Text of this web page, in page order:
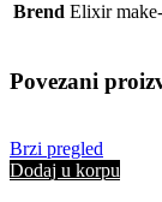
Brend Elixir
Povezani
Brzi pregled
Dodaj u korpu